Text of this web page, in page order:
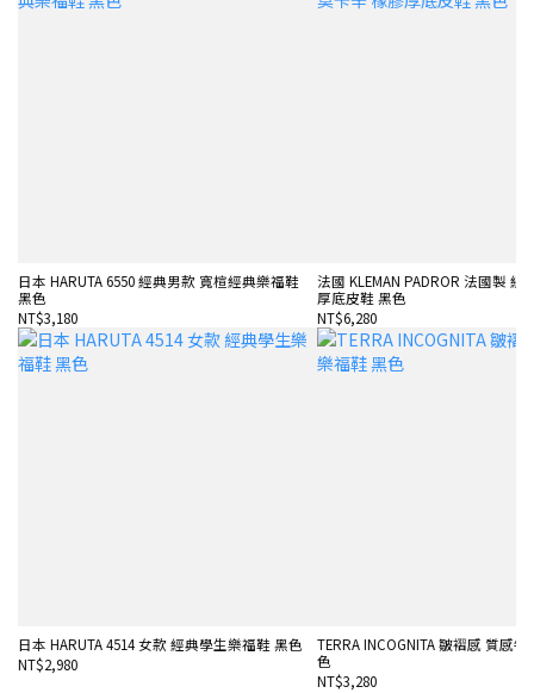
日本 HARUTA 6550 經典男款 寬楦經典樂福鞋
黑色
NT$3,180
法國 KLEMAN PADROR 法國製 經
厚底皮鞋 黑色
NT$6,280
日本 HARUTA 4514 女款 經典學生樂福鞋 黑色
NT$2,980
TERRA INCOGNITA 皺褶感 質感
色
NT$3,280